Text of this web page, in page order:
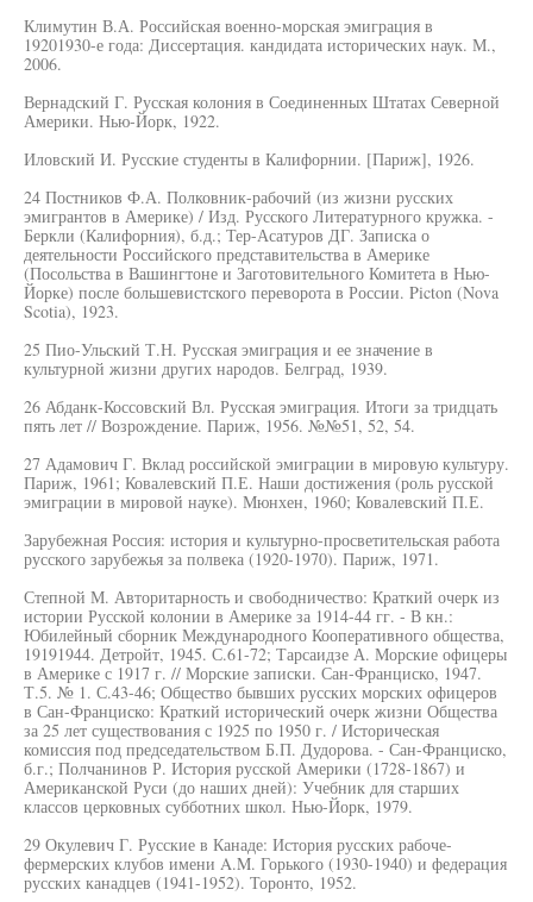
Климутин В.А. Российская военно-морская эмиграция в
19201930-е года: Диссертация. кандидата исторических наук. М.,
2006.
Вернадский Г. Русская колония в Соединенных Штатах Северной
Америки. Нью-Йорк, 1922.
Иловский И. Русские студенты в Калифорнии. [Париж], 1926.
24 Постников Ф.А. Полковник-рабочий (из жизни русских
эмигрантов в Америке) / Изд. Русского Литературного кружка. -
Беркли (Калифорния), б.д.; Тер-Асатуров ДГ. Записка о
деятельности Российского представительства в Америке
(Посольства в Вашингтоне и Заготовительного Комитета в Нью-
Йорке) после большевистского переворота в России. Picton (Nova
Scotia), 1923.
25 Пио-Ульский Т.Н. Русская эмиграция и ее значение в
культурной жизни других народов. Белград, 1939.
26 Абданк-Коссовский Вл. Русская эмиграция. Итоги за тридцать
пять лет // Возрождение. Париж, 1956. №№51, 52, 54.
27 Адамович Г. Вклад российской эмиграции в мировую культуру.
Париж, 1961; Ковалевский П.Е. Наши достижения (роль русской
эмиграции в мировой науке). Мюнхен, 1960; Ковалевский П.Е.
Зарубежная Россия: история и культурно-просветительская работа
русского зарубежья за полвека (1920-1970). Париж, 1971.
Степной М. Авторитарность и свободничество: Краткий очерк из
истории Русской колонии в Америке за 1914-44 гг. - В кн.:
Юбилейный сборник Международного Кооперативного общества,
19191944. Детройт, 1945. С.61-72; Тарсаидзе А. Морские офицеры
в Америке с 1917 г. // Морские записки. Сан-Франциско, 1947.
Т.5. № 1. С.43-46; Общество бывших русских морских офицеров
в Сан-Франциско: Краткий исторический очерк жизни Общества
за 25 лет существования с 1925 по 1950 г. / Историческая
комиссия под председательством Б.П. Дудорова. - Сан-Франциско,
б.г.; Полчанинов Р. История русской Америки (1728-1867) и
Американской Руси (до наших дней): Учебник для старших
классов церковных субботних школ. Нью-Йорк, 1979.
29 Окулевич Г. Русские в Канаде: История русских рабоче-
фермерских клубов имени A.M. Горького (1930-1940) и федерация
русских канадцев (1941-1952). Торонто, 1952.